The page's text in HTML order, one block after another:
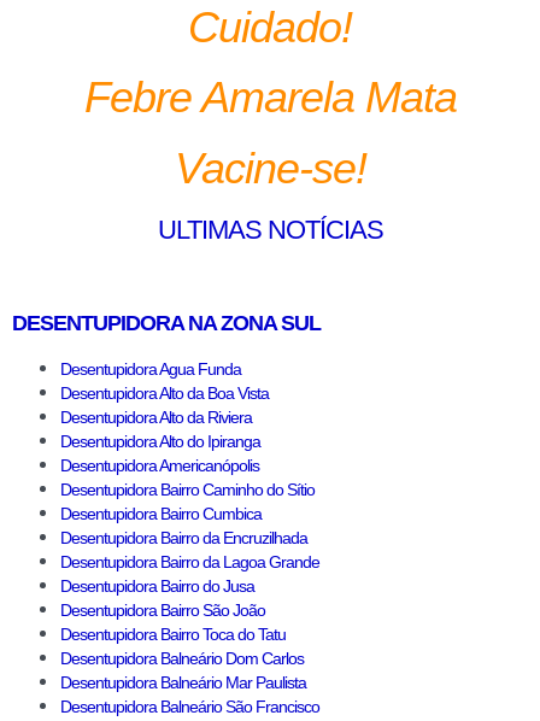
Cuidado!
Febre Amarela Mata
Vacine-se!
ULTIMAS NOTÍCIAS
DESENTUPIDORA NA ZONA SUL
Desentupidora Agua Funda
Desentupidora Alto da Boa Vista
Desentupidora Alto da Riviera
Desentupidora Alto do Ipiranga
Desentupidora Americanópolis
Desentupidora Bairro Caminho do Sítio
Desentupidora Bairro Cumbica
Desentupidora Bairro da Encruzilhada
Desentupidora Bairro da Lagoa Grande
Desentupidora Bairro do Jusa
Desentupidora Bairro São João
Desentupidora Bairro Toca do Tatu
Desentupidora Balneário Dom Carlos
Desentupidora Balneário Mar Paulista
Desentupidora Balneário São Francisco